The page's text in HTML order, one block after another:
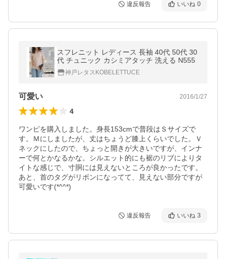
違反報告 いいね 0
スフレニット レディース 長袖 40代 50代 30
代 チュニック カシミアタッチ 洗える N555
神戸レタスKOBELETTUCE
可愛い 2016/1/27
4
ワンピを購入しました。身長153cmで普段はＳサイズで
す。Ｍにしましたが、丈はちょうど膝上くらいでした。Ｖ
ネックにしたので、ちょっと開きが大きいですが、インナ
ーで何とかなるかな。シルエット的にも裾のリブによりタ
イトな感じで、寸胴には見えないところが良かったです。
あと、首のタグがリボンになってて、見えない部分ですが
可愛いです(*^^*)
違反報告 いいね 3